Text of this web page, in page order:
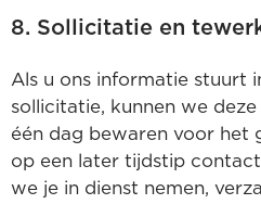
8. Sollicitatie en
Als u ons informatie stuurt
sollicitatie, kunnen we
één dag bewaren voor het
op een later tijdstip
we je in dienst nemen,